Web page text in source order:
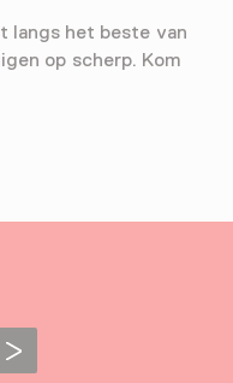
langs het beste van
op scherp. Kom